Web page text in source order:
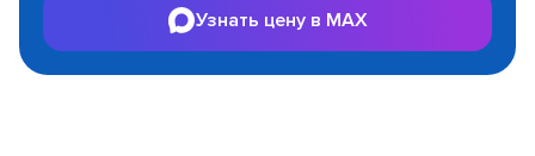
Узнать цену в MAX